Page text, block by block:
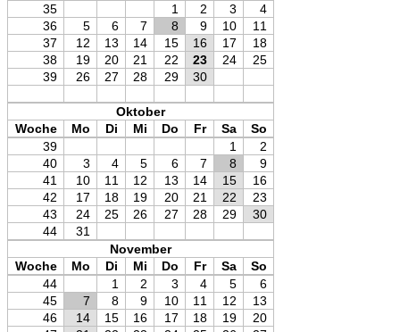
35
1 2 3
4
36
5 6 7 8 9 10
11
37
12 13 14 15 16 17
18
38
19 20 21 22 23 24
25
39
26 27 28 29 30
Oktober
Woche
Mo Di Mi Do Fr Sa
So
39
1
2
40
3 4 5 6 7 8
9
41
10 11 12 13 14 15
16
42
17 18 19 20 21 22
23
43
24 25 26 27 28 29
30
44
31
November
Woche
Mo Di Mi Do Fr Sa
So
44
1 2 3 4 5
6
45
7 8 9 10 11 12
13
46
14 15 16 17 18 19
20